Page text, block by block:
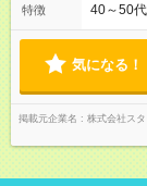
特徴 40～50
気になる！
掲載元企業名
株式会社ス